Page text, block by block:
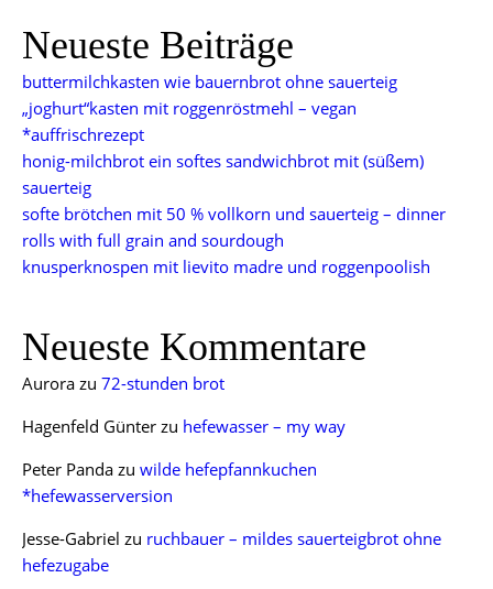
Neueste Beiträge
buttermilchkasten wie bauernbrot ohne sauerteig
„joghurt“kasten mit roggenröstmehl – vegan
*auffrischrezept
honig-milchbrot ein softes sandwichbrot mit (süßem)
sauerteig
softe brötchen mit 50 % vollkorn und sauerteig – dinner
rolls with full grain and sourdough
knusperknospen mit lievito madre und roggenpoolish
Neueste Kommentare
Aurora zu 72-stunden brot
Hagenfeld Günter zu hefewasser – my way
Peter Panda zu wilde hefepfannkuchen
*hefewasserversion
Jesse-Gabriel zu ruchbauer – mildes sauerteigbrot ohne
hefezugabe